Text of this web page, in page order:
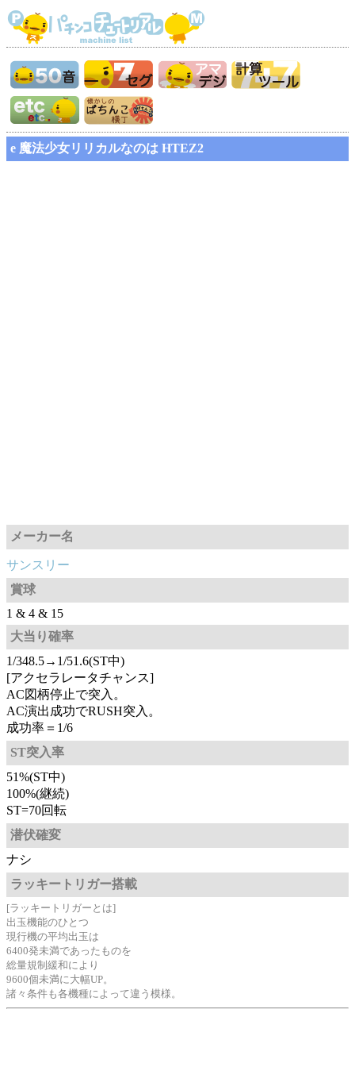
e 魔法少女リリカルなのは HTEZ2
メーカー名
サンスリー
賞球
1 & 4 & 15
大当り確率
1/348.5→1/51.6(ST中)
[アクセラレータチャンス]
AC図柄停止で突入。
AC演出成功でRUSH突入。
成功率＝1/6
ST突入率
51%(ST中)
100%(継続)
ST=70回転
潜伏確変
ナシ
ラッキートリガー搭載
[ラッキートリガーとは]
出玉機能のひとつ
現行機の平均出玉は
6400発未満であったものを
総量規制緩和により
9600個未満に大幅UP。
諸々条件も各機種によって違う模様。